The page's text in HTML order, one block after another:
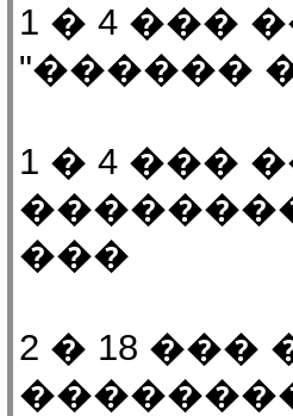
1 � 4 ���
"������
1 � 4 ���
���
2 � 18